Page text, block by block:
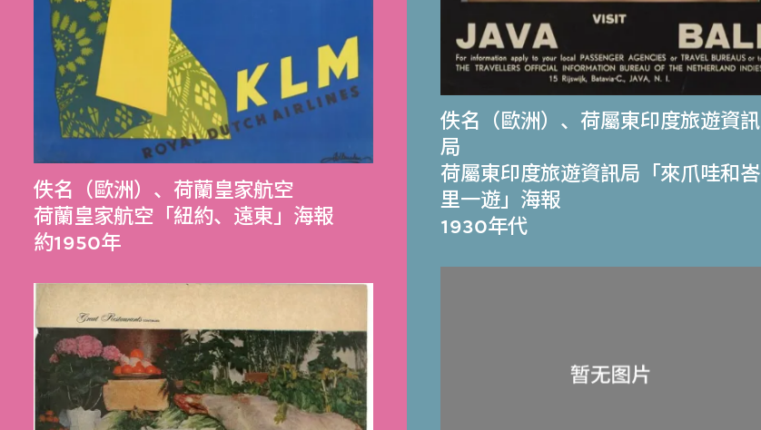
佚名（歐洲） 、 荷蘭皇家航空
荷蘭皇家航空「紐約、遠東」海報
約1950年
佚名（歐洲） 、 荷屬東印度旅遊資訊
局
荷屬東印度旅遊資訊局「來爪哇和峇
里一遊」海報
1930年代